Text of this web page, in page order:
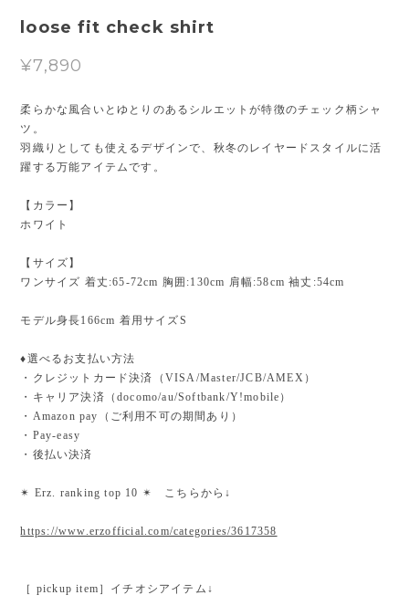
loose fit check shirt
¥7,890
柔らかな風合いとゆとりのあるシルエットが特徴のチェック柄シャ
ツ。
羽織りとしても使えるデザインで、秋冬のレイヤードスタイルに活
躍する万能アイテムです。
【カラー】
ホワイト
【サイズ】
ワンサイズ 着丈:65-72cm 胸囲:130cm 肩幅:58cm 袖丈:54cm
モデル身長166cm 着用サイズS
♦︎選べるお支払い方法
・クレジットカード決済（VISA/Master/JCB/AMEX）
・キャリア決済（docomo/au/Softbank/Y!mobile）
・Amazon pay（ご利用不可の期間あり）
・Pay-easy
・後払い決済
✴︎ Erz. ranking top 10 ✴︎ こちらから↓
https://www.erzofficial.com/categories/3617358
［ pickup item］イチオシアイテム↓